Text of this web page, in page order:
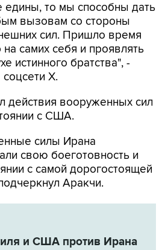
едины, то мы способны дать
вызовам со стороны
сил. Пришло время
на самих себя и проявлять
истинного братства", -
соцсети Х.
действия вооруженных сил
с США.
силы Ирана
свою боеготовность и
с самой дорогостоящей
Аракчи.
и США против Ирана